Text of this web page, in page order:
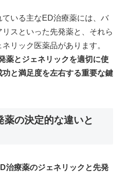
いる主なED治療薬には、バ
スといった先発薬と、それら
リック医薬品があります。
薬とジェネリックを適切に使
と満足度を左右する重要な鍵
薬の決定的な違いと
治療薬のジェネリックと先発